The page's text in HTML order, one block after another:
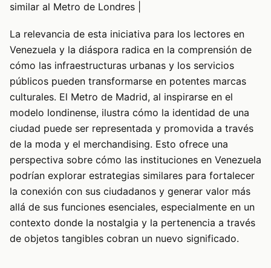
similar al Metro de Londres |
La relevancia de esta iniciativa para los lectores en
Venezuela y la diáspora radica en la comprensión de
cómo las infraestructuras urbanas y los servicios
públicos pueden transformarse en potentes marcas
culturales. El Metro de Madrid, al inspirarse en el
modelo londinense, ilustra cómo la identidad de una
ciudad puede ser representada y promovida a través
de la moda y el merchandising. Esto ofrece una
perspectiva sobre cómo las instituciones en Venezuela
podrían explorar estrategias similares para fortalecer
la conexión con sus ciudadanos y generar valor más
allá de sus funciones esenciales, especialmente en un
contexto donde la nostalgia y la pertenencia a través
de objetos tangibles cobran un nuevo significado.